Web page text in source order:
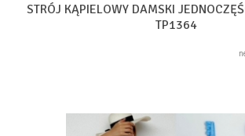
STRÓJ KĄPIELOWY DAMSKI
TP1364